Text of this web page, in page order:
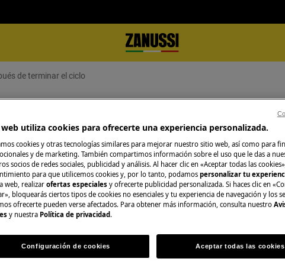
de terminar el ciclo
de terminar el ciclo
secadora trabaja durante
puede pararse manualmente. Para
de apagado.
hasta 2-3 horas.
O consulta la
Consulta en
distintos
ellos se adapta
Reservar
web utiliza cookies para ofrecerte una experiencia personalizada.
cookies y otras tecnologías similares para mejorar nuestro sitio web, así como para
y de marketing. También compartimos información sobre el uso que le das a
socios de redes sociales, publicidad y análisis. Al hacer clic en «Aceptar todas las
para que utilicemos cookies y, por lo tanto, podamos personalizar tu
web, realizar ofertas especiales y ofrecerte publicidad personalizada. Si haces clic en
bloquearás ciertos tipos de cookies no esenciales y tu experiencia de navegación y los
ofrecerte pueden verse afectados. Para obtener más información, consulta nuestro
y nuestra Política de privacidad .
Configuración de cookies Aceptar todas las cookies